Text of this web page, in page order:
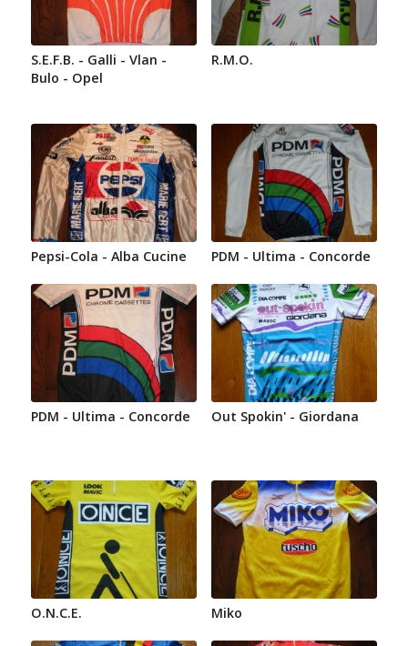
S.E.F.B. - Galli - Vlan -
Bulo - Opel
R.M.O.
Pepsi-Cola - Alba Cucine PDM - Ultima - Concorde
PDM - Ultima - Concorde Out Spokin' - Giordana
O.N.C.E. Miko